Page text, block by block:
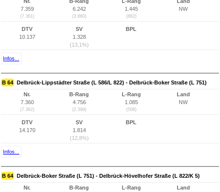
7.359
(7.361)
6.242
(3.860)
1.445
(862)
NW
DTV
10.137
SV
1.328
(13,1%)
BPL
Infos...
B 64 Delbrück-Lippstädter Straße (L 586/L 822) - Delbrück-Boker Straße (L 751)
Nr.
7.360
(7.362)
B-Rang
4.756
(2.399)
L-Rang
1.085
(506)
Land
NW
DTV
14.170
SV
1.814
(12,8%)
BPL
Infos...
B 64 Delbrück-Boker Straße (L 751) - Delbrück-Hövelhofer Straße (L 822/K 5)
Nr.
B-Rang
L-Rang
Land